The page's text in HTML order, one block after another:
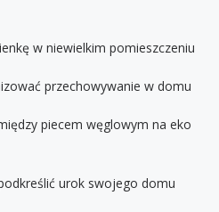
w niewielkim pomieszczeniu
przechowywanie w domu
piecem węglowym na eko
urok swojego domu